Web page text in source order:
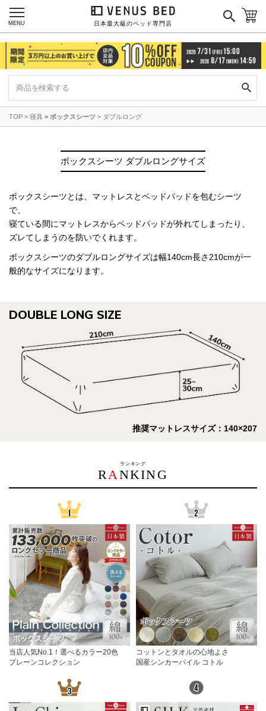
日本最大級のベッド専門店
MENU
TOP 寝具 ボックスシーツ ダブルロング
ボックスシーツ ダブルロングサイズ
ボックスシーツとは、マットレスとベッドパッドを包むシーツ
で、
寝ている間にマットレスからベッドパッドが外れてしまったり、
ズレてしまうのを防いでくれます。
ボックスシーツのダブルロングサイズは幅140cm長さ210cmが一
般的なサイズになります。
DOUBLE LONG SIZE
推奨マットレスサイズ：140×207
ランキング
RANKING
当店人気No.1！選べるカラー20色
プレーンコレクション
コットンとタオルの心地よさ
国産シンカーパイル コトル